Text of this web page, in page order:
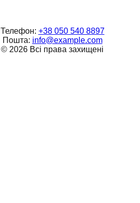
Телефон: +38 050 540 8897
Пошта: info@example.com
© 2026 Всі права захищені